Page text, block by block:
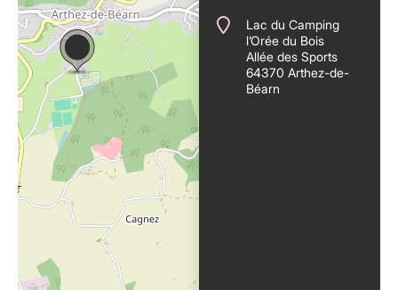
Lac du Camping
l’Orée du Bois
Allée des Sports
64370 Arthez-de-
Béarn